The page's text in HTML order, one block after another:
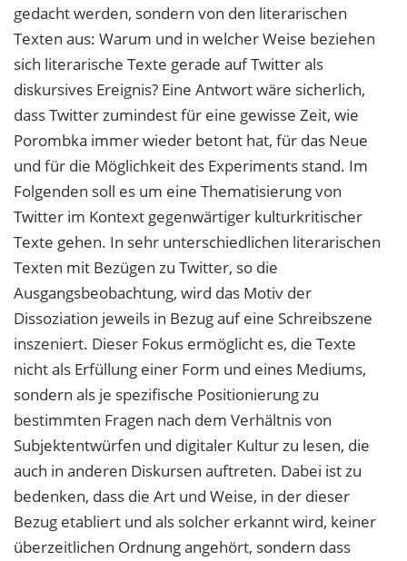
gedacht werden, sondern von den literarischen
Texten aus: Warum und in welcher Weise beziehen
sich literarische Texte gerade auf Twitter als
diskursives Ereignis? Eine Antwort wäre sicherlich,
dass Twitter zumindest für eine gewisse Zeit, wie
Porombka immer wieder betont hat, für das Neue
und für die Möglichkeit des Experiments stand. Im
Folgenden soll es um eine Thematisierung von
Twitter im Kontext gegenwärtiger kulturkritischer
Texte gehen. In sehr unterschiedlichen literarischen
Texten mit Bezügen zu Twitter, so die
Ausgangsbeobachtung, wird das Motiv der
Dissoziation jeweils in Bezug auf eine Schreibszene
inszeniert. Dieser Fokus ermöglicht es, die Texte
nicht als Erfüllung einer Form und eines Mediums,
sondern als je spezifische Positionierung zu
bestimmten Fragen nach dem Verhältnis von
Subjektentwürfen und digitaler Kultur zu lesen, die
auch in anderen Diskursen auftreten. Dabei ist zu
bedenken, dass die Art und Weise, in der dieser
Bezug etabliert und als solcher erkannt wird, keiner
überzeitlichen Ordnung angehört, sondern dass